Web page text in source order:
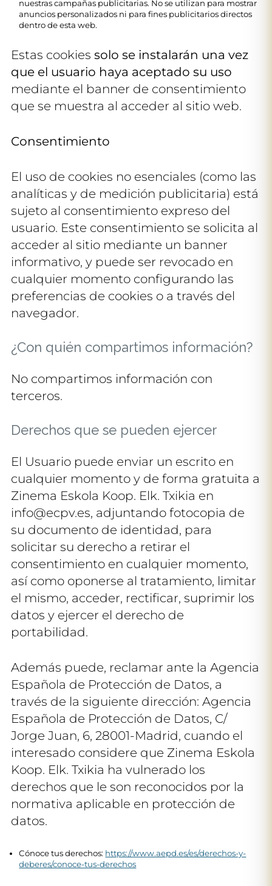
nuestras campañas publicitarias. No se utilizan para mostrar
anuncios personalizados ni para fines publicitarios directos
dentro de esta web.
Estas cookiessolo se instalarán una vez
que el usuario haya aceptado su uso
mediante el banner de consentimiento
que se muestra al acceder al sitio web.
Consentimiento
El uso de cookies no esenciales (como las
analíticas y de medición publicitaria) está
sujeto al consentimiento expreso del
usuario. Este consentimiento se solicita al
acceder al sitio mediante un banner
informativo, y puede ser revocado en
cualquier momento configurando las
preferencias de cookies o a través del
navegador.
¿Con quién compartimos información?
No compartimos información con
terceros.
Derechos que se pueden ejercer
El Usuario puede enviar un escrito en
cualquier momento y de forma gratuita a
Zinema Eskola Koop. Elk. Txikia en
info@ecpv.es, adjuntando fotocopia de
su documento de identidad, para
solicitar su derecho a retirar el
consentimiento en cualquier momento,
así como oponerse al tratamiento, limitar
el mismo, acceder, rectificar, suprimir los
datos y ejercer el derecho de
portabilidad.
Además puede, reclamar ante la Agencia
Española de Protección de Datos, a
través de la siguiente dirección: Agencia
Española de Protección de Datos, C/
Jorge Juan, 6, 28001-Madrid, cuando el
interesado considere que Zinema Eskola
Koop. Elk. Txikia ha vulnerado los
derechos que le son reconocidos por la
normativa aplicable en protección de
datos.
Cónoce tus derechos: https://www.aepd.es/es/derechos-y-
deberes/conoce-tus-derechos